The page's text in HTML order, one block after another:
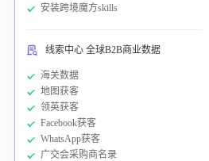
安装跨境魔方skills
线索中心 全球B2B商业数据
海关数据
地图获客
领英获客
Facebook获客
WhatsApp获客
广交会采购商名录